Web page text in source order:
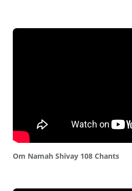
Om Namah Shivay 108 Chants